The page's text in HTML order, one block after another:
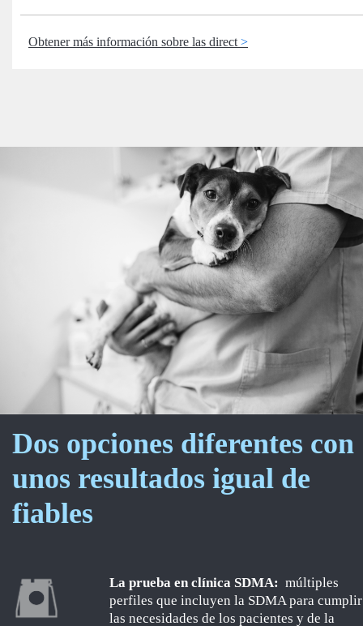
Obtener más información sobre las direct
Dos opciones diferentes con
unos resultados igual de
fiables
La prueba en clínica SDMA: múltiples
perfiles que incluyen la SDMA para cumplir
las necesidades de los pacientes y de la